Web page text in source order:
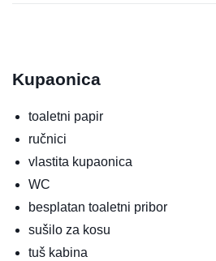
Kupaonica
toaletni papir
ručnici
vlastita kupaonica
WC
besplatan toaletni pribor
sušilo za kosu
tuš kabina